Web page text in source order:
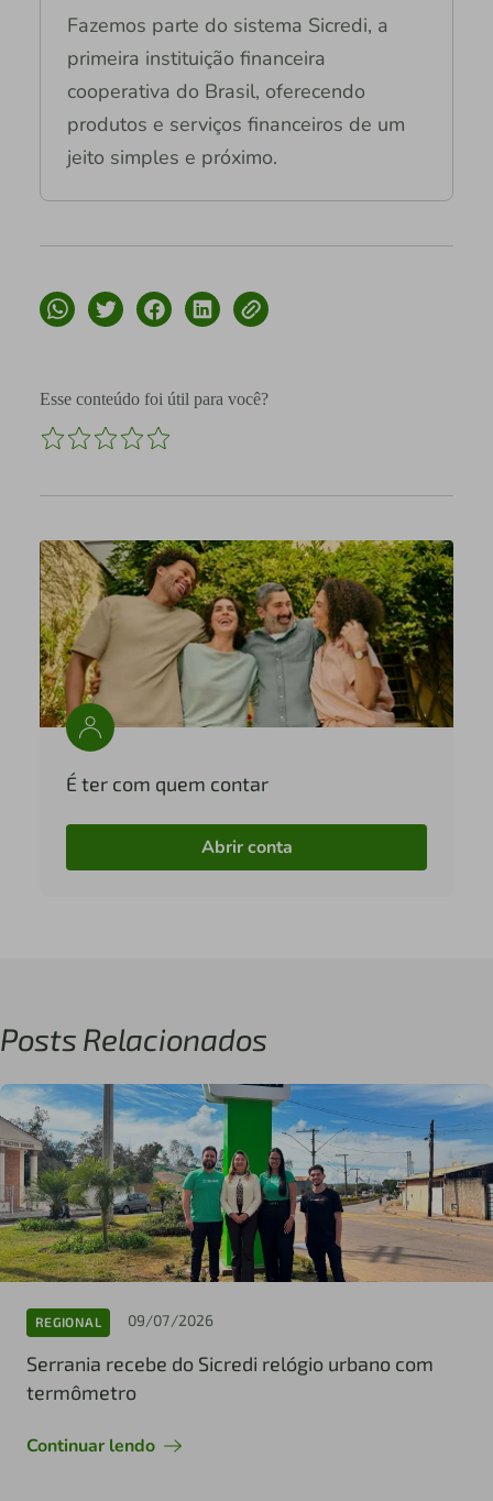
Fazemos parte do sistema Sicredi, a
primeira instituição financeira
cooperativa do Brasil, oferecendo
produtos e serviços financeiros de um
jeito simples e próximo.
Esse conteúdo foi útil para você?
É ter com quem contar
Abrir conta
Posts Relacionados
REGIONAL 09/07/2026
Serrania recebe do Sicredi relógio urbano com
termômetro
Continuar lendo